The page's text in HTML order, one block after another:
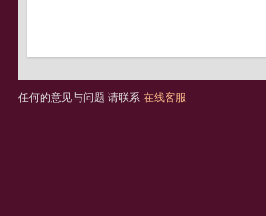
任何的意见与问题 请联系 在线客服